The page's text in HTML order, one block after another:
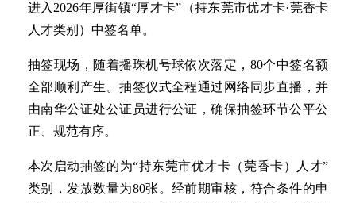
进入2026年厚街镇“厚才卡”（持东莞市优才卡·莞香卡
人才类别）中签名单。
抽签现场，随着摇珠机号球依次落定，80个中签名额
全部顺利产生。抽签仪式全程通过网络同步直播，并
由南华公证处公证员进行公证，确保抽签环节公平公
正、规范有序。
本次启动抽签的为“持东莞市优才卡（莞香卡）人才”
类别，发放数量为80张。经前期审核，符合条件的申